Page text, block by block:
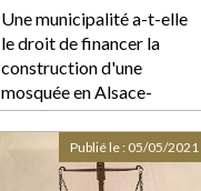
Une municipalité a-t-elle
le droit de financer la
construction d'une
mosquée en Alsace-
Moselle ?
Publié le : 05/05/2021